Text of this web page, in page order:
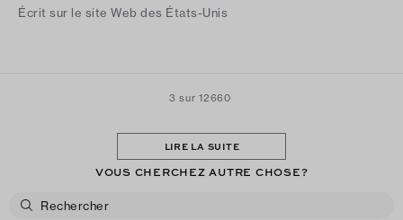
Écrit sur le site Web des États-Unis
3 sur 12660
LIRE LA SUITE
VOUS CHERCHEZ AUTRE CHOSE?